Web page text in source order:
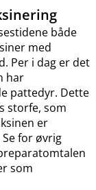
både
med
Per i dag er det
har
pattedyr. Dette
storfe, som
er
for øvrig
som